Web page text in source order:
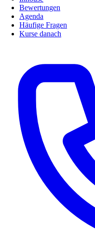
Bewertungen
Agenda
Häufige Fragen
Kurse danach